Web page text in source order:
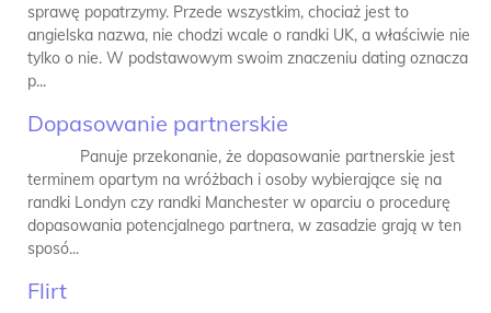
sprawę popatrzymy. Przede wszystkim, chociaż jest to
angielska nazwa, nie chodzi wcale o randki UK, a właściwie nie
tylko o nie. W podstawowym swoim znaczeniu dating oznacza
p...
Dopasowanie partnerskie
Panuje przekonanie, że dopasowanie partnerskie jest
terminem opartym na wróżbach i osoby wybierające się na
randki Londyn czy randki Manchester w oparciu o procedurę
dopasowania potencjalnego partnera, w zasadzie grają w ten
sposó...
Flirt